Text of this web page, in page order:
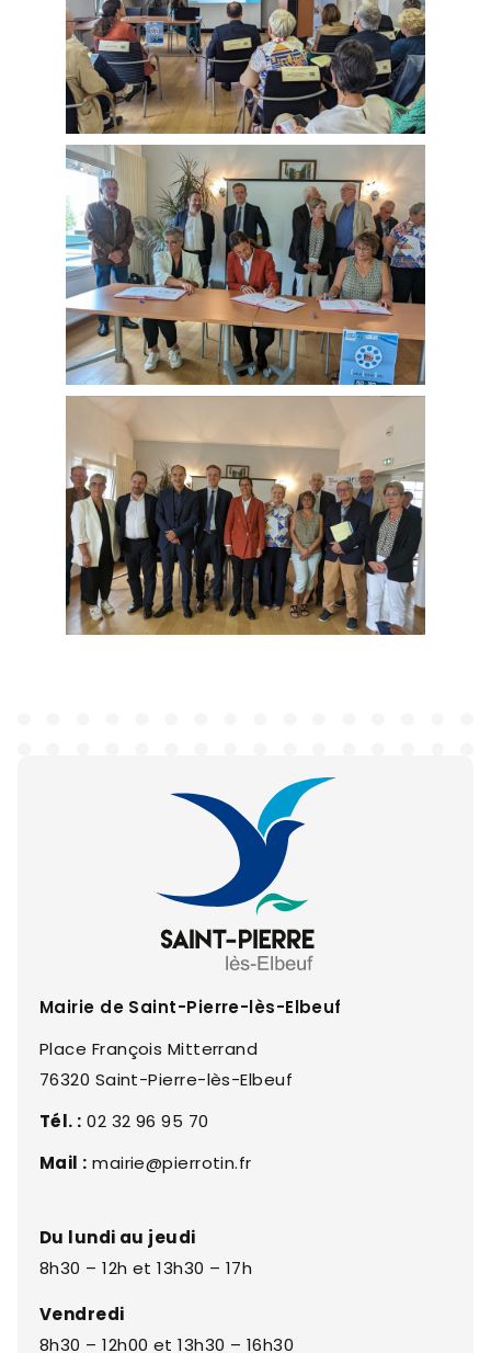
Mairie de Saint-Pierre-lès-Elbeuf
Place François Mitterrand
76320 Saint-Pierre-lès-Elbeuf
Tél. : 02 32 96 95 70
Mail : mairie@pierrotin.fr
Du lundi au jeudi
8h30 – 12h et 13h30 – 17h
Vendredi
8h30 – 12h00 et 13h30 – 16h30